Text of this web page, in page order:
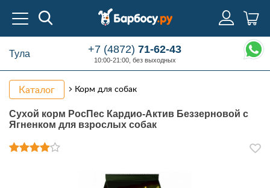
Тула +7 (4872)71-62-43
10:00-21:00, без выходных
Каталог Корм для собак
Сухой корм РосПес Кардио-Актив Беззерновой с
Ягненком для взрослых собак